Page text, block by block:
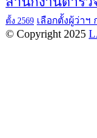
ตั้ง 2569 เลือกตั้งผู้ว่าฯ
© Copyright 2025